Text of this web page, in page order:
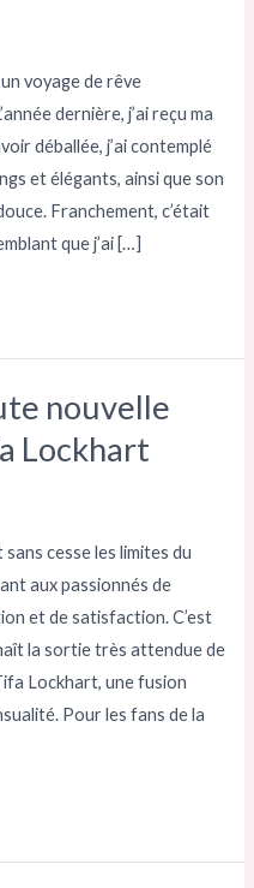
voyage de rêve
dernière, j’ai reçu ma
déballée, j’ai contemplé
et élégants, ainsi que son
Franchement, c’était
que j’ai […]
nouvelle
Lockhart
cesse les limites du
aux passionnés de
et de satisfaction. C’est
la sortie très attendue de
Lockhart, une fusion
Pour les fans de la